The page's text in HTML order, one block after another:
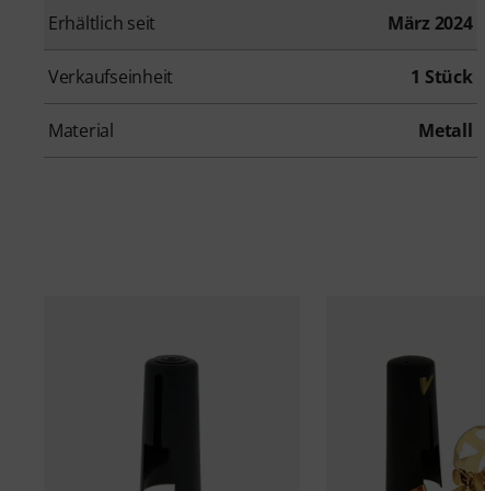
Erhältlich seit März 2024
Verkaufseinheit 1 Stück
Material Metall